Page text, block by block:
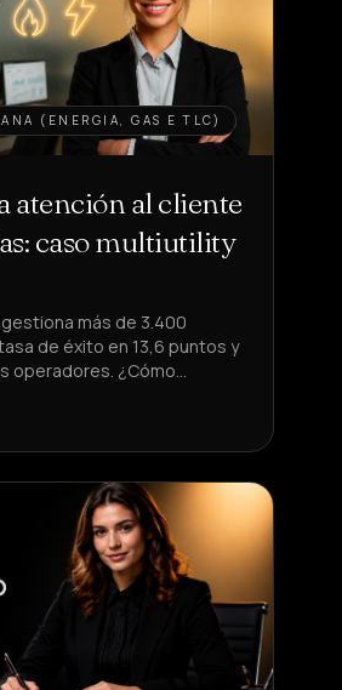
(ENERGIA, GAS E TLC)
atención al cliente
caso multiutility
más de 3.400
de éxito en 13,6 puntos y
operadores. ¿Cómo